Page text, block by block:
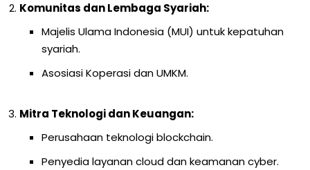
Komunitas dan Lembaga Syariah:
Majelis Ulama Indonesia (MUI) untuk kepatuhan
syariah.
Asosiasi Koperasi dan UMKM.
Mitra Teknologi dan Keuangan:
Perusahaan teknologi blockchain.
Penyedia layanan cloud dan keamanan cyber.